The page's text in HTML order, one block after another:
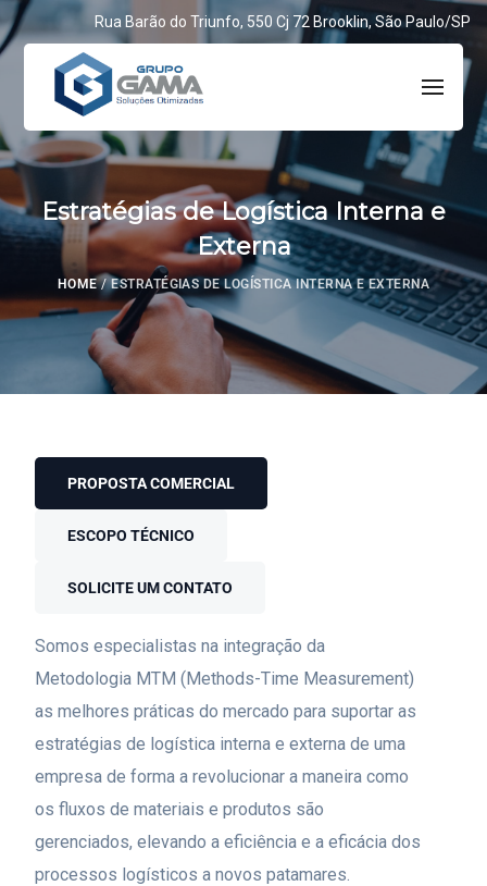
Rua Barão do Triunfo, 550 Cj 72 Brooklin, São Paulo/SP
Estratégias de Logística Interna e
Externa
HOME/ESTRATÉGIAS DE LOGÍSTICA INTERNA E EXTERNA
PROPOSTA COMERCIAL
ESCOPO TÉCNICO
SOLICITE UM CONTATO
Somos especialistas na integração da
Metodologia MTM (Methods-Time Measurement)
as melhores práticas do mercado para suportar as
estratégias de logística interna e externa de uma
empresa de forma a revolucionar a maneira como
os fluxos de materiais e produtos são
gerenciados, elevando a eficiência e a eficácia dos
processos logísticos a novos patamares.